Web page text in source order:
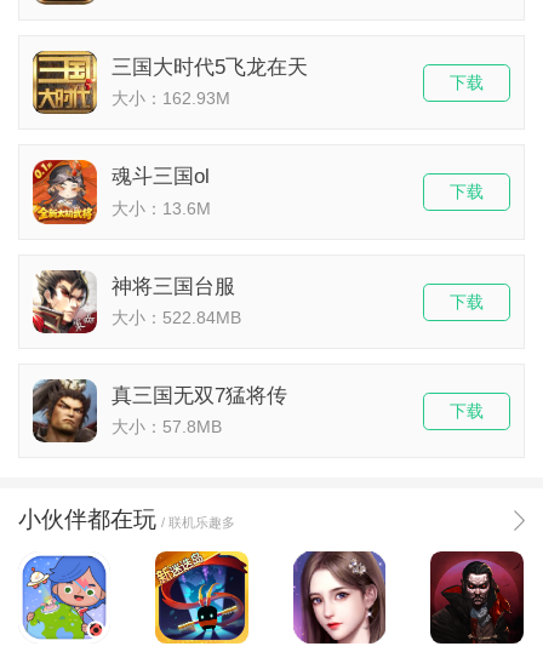
三国大时代5飞龙在天
大小：162.93M
下载
魂斗三国ol
大小：13.6M
下载
神将三国台服
大小：522.84MB
下载
真三国无双7猛将传
大小：57.8MB
下载
小伙伴都在玩 / 联机乐趣多